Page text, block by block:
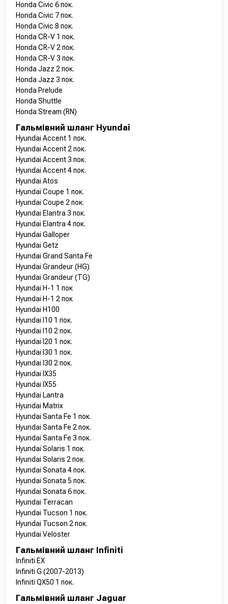
Honda Civic 6 пок.
Honda Civic 7 пок.
Honda Civic 8 пок.
Honda CR-V 1 пок.
Honda CR-V 2 пок.
Honda CR-V 3 пок.
Honda Jazz 2 пок.
Honda Jazz 3 пок.
Honda Prelude
Honda Shuttle
Honda Stream (RN)
Гальмівний шланг Hyundai
Hyundai Accent 1 пок.
Hyundai Accent 2 пок.
Hyundai Accent 3 пок.
Hyundai Accent 4 пок.
Hyundai Atos
Hyundai Coupe 1 пок.
Hyundai Coupe 2 пок.
Hyundai Elantra 3 пок.
Hyundai Elantra 4 пок.
Hyundai Galloper
Hyundai Getz
Hyundai Grand Santa Fe
Hyundai Grandeur (HG)
Hyundai Grandeur (TG)
Hyundai H-1 1 пок
Hyundai H-1 2 пок
Hyundai H100
Hyundai I10 1 пок.
Hyundai I10 2 пок.
Hyundai I20 1 пок.
Hyundai I30 1 пок.
Hyundai I30 2 пок.
Hyundai IX35
Hyundai IX55
Hyundai Lantra
Hyundai Matrix
Hyundai Santa Fe 1 пок.
Hyundai Santa Fe 2 пок.
Hyundai Santa Fe 3 пок.
Hyundai Solaris 1 пок.
Hyundai Solaris 2 пок.
Hyundai Sonata 4 пок.
Hyundai Sonata 5 пок.
Hyundai Sonata 6 пок.
Hyundai Terracan
Hyundai Tucson 1 пок.
Hyundai Tucson 2 пок.
Hyundai Veloster
Гальмівний шланг Infiniti
Infiniti EX
Infiniti G (2007-2013)
Infiniti QX50 1 пок.
Гальмівний шланг Jaguar